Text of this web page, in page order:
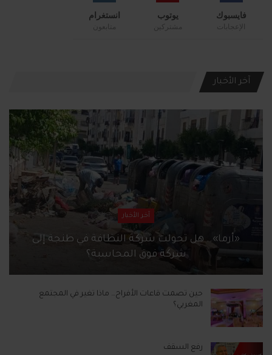
فايسبوك
الإعجابات
يوتوب
مشتركين
انستغرام
متابعون
آخر الأخبار
آخر الأخبار
«أرما».. هل تحولت شركة النظافة في طنجة إلى
شركة فوق المحاسبة؟
حين تصمت قاعات الأفراح… ماذا تغير في المجتمع
المغربي؟
رفع السقف